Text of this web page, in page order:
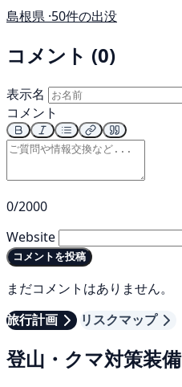
島根県 ·50件の出没
コメント (0)
表示名
コメント
0/2000
Website
コメントを投稿
まだコメントはありません。
旅行計画
リスクマップ
登山・クマ対策装備